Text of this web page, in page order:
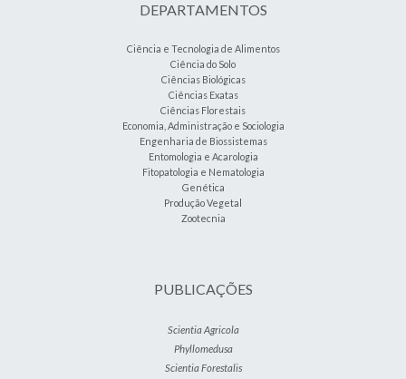
DEPARTAMENTOS
Ciência e Tecnologia de Alimentos
Ciência do Solo
Ciências Biológicas
Ciências Exatas
Ciências Florestais
Economia, Administração e Sociologia
Engenharia de Biossistemas
Entomologia e Acarologia
Fitopatologia e Nematologia
Genética
Produção Vegetal
Zootecnia
PUBLICAÇÕES
Scientia Agricola
Phyllomedusa
Scientia Forestalis